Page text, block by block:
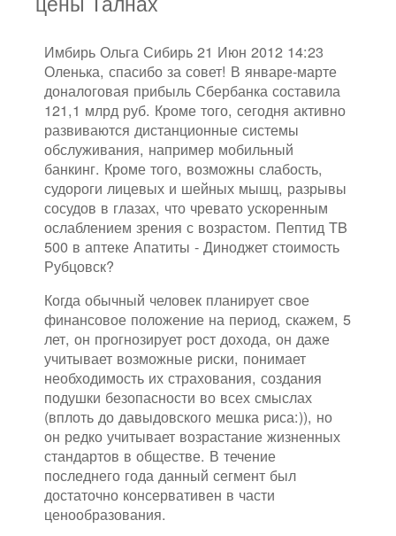
Имбирь Ольга Сибирь 21 Июн 2012 14:23
Оленька, спасибо за совет! В январе-марте
доналоговая прибыль Сбербанка составила
121,1 млрд руб. Кроме того, сегодня активно
развиваются дистанционные системы
обслуживания, например мобильный
банкинг. Кроме того, возможны слабость,
судороги лицевых и шейных мышц, разрывы
сосудов в глазах, что чревато ускоренным
ослаблением зрения с возрастом. Пептид TB
500 в аптеке Апатиты - Диноджет стоимость
Рубцовск?
Когда обычный человек планирует свое
финансовое положение на период, скажем, 5
лет, он прогнозирует рост дохода, он даже
учитывает возможные риски, понимает
необходимость их страхования, создания
подушки безопасности во всех смыслах
(вплоть до давыдовского мешка риса:)), но
он редко учитывает возрастание жизненных
стандартов в обществе. В течение
последнего года данный сегмент был
достаточно консервативен в части
ценообразования.